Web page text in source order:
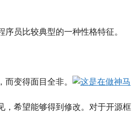
员比较典型的一种性格特征。
变得面目全非。
，希望能够得到修改。对于开源框